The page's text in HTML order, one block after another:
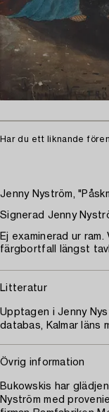
Har du ett liknande
Jenny Nyström,
Signerad Jenny
Ej examinerad ur
färgbortfall längst
Litteratur
Upptagen i Jenny
databas, Kalmar läns
Övrig information
Bukowskis har
Nyström med